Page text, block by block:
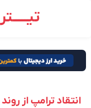
تیـــــتر24
انتقاد ترامپ از